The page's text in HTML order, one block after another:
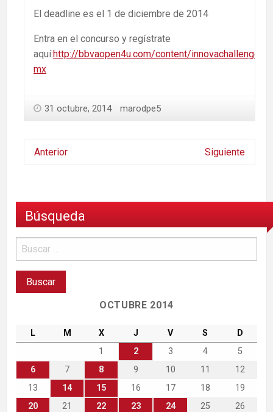
El deadline es el 1 de diciembre de 2014
Entra en el concurso y regístrate
aquí:http://bbvaopen4u.com/content/innovachallenge-
mx
31 octubre, 2014 marodpe5
Anterior Siguiente
Búsqueda
OCTUBRE 2014
L M X J V S
D
1
2 3 4
5
6
7 8 9 10 11
12
13
14 15 16 17 18
19
20
21 22 23 24 25
26